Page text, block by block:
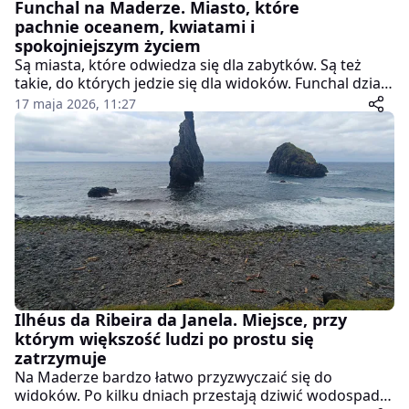
Funchal na Maderze. Miasto, które
pachnie oceanem, kwiatami i
spokojniejszym życiem
Są miasta, które odwiedza się dla zabytków. Są też
takie, do których jedzie się dla widoków. Funchal działa
trochę inaczej. Stolica Madery nie próbuje nikogo na
siłę zachwycać. Nie krzyczy neonami, nie atakuje
tłumem atrakcji i nie udaje wielkiej metropolii. Zamiast
tego daje coś, czego dziś coraz bardziej brakuje -
atmosferę.
17 maja 2026, 11:27
Ilhéus da Ribeira da Janela. Miejsce, przy
którym większość ludzi po prostu się
zatrzymuje
Na Maderze bardzo łatwo przyzwyczaić się do
widoków. Po kilku dniach przestają dziwić wodospady